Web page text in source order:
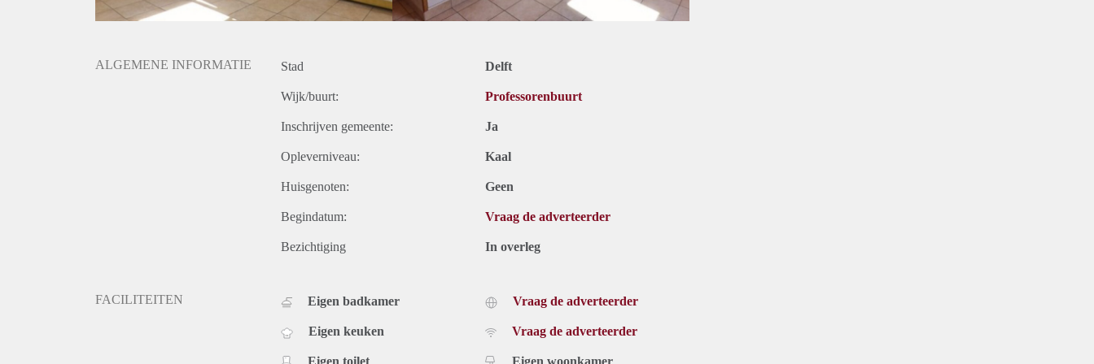
ALGEMENE INFORMATIE Stad Delft
Wijk/buurt: Professorenbuurt
Inschrijven gemeente: Ja
Opleverniveau: Kaal
Huisgenoten: Geen
Begindatum: Vraag de adverteerder
Bezichtiging In overleg
FACILITEITEN Eigen badkamer
Eigen keuken
Vraag de adverteerder
Vraag de adverteerder